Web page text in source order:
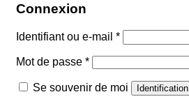
Connexion
Identifiant ou e-mail *
Mot de passe *
Se souvenir de moi Identification